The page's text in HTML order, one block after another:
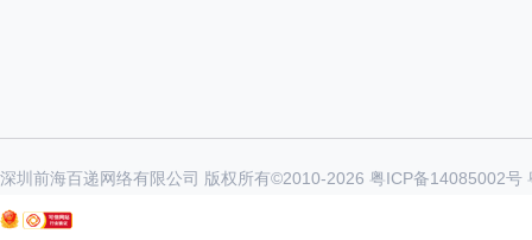
深圳前海百递网络有限公司 版权所有©2010-2026 粤ICP备14085002号